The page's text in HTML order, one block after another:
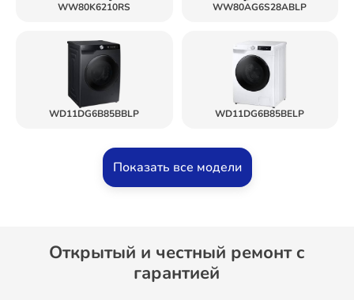
WW80K6210RS WW80AG6S28ABLP
WD11DG6B85BBLP WD11DG6B85BELP
Показать все модели
Открытый и честный ремонт c
гарантией